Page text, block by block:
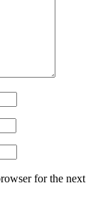
for the next